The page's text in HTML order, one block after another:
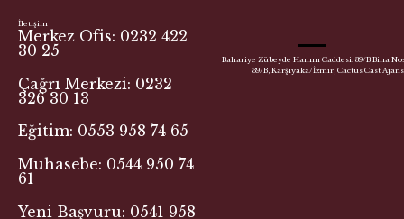
İletişim
Merkez Ofis: 0232 422
30 25
Çağrı Merkezi: 0232
326 30 13
Eğitim: 0553 958 74 65
Muhasebe: 0544 950 74
61
Yeni Başvuru: 0541 958
Bahariye Zübeyde Hanım Caddesi. 39/B Bina No:
39/B, Karşıyaka/İzmir, Cactus Cast Ajans